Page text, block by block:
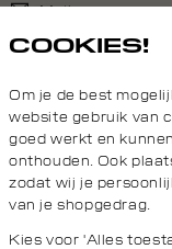
Mail ons
Van maandag t/m
Service
COOKIES!
Om je de best
website gebruik van
goed werkt en
onthouden. Ook
zodat wij je
van je shopgedrag.
Kies voor 'Alles